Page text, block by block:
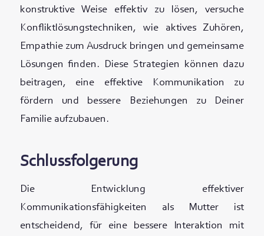
konstruktive Weise effektiv zu lösen, versuche
Konfliktlösungstechniken, wie aktives Zuhören,
Empathie zum Ausdruck bringen und gemeinsame
Lösungen finden. Diese Strategien können dazu
beitragen, eine effektive Kommunikation zu
fördern und bessere Beziehungen zu Deiner
Familie aufzubauen.
Schlussfolgerung
Die Entwicklung effektiver
Kommunikationsfähigkeiten als Mutter ist
entscheidend, für eine bessere Interaktion mit